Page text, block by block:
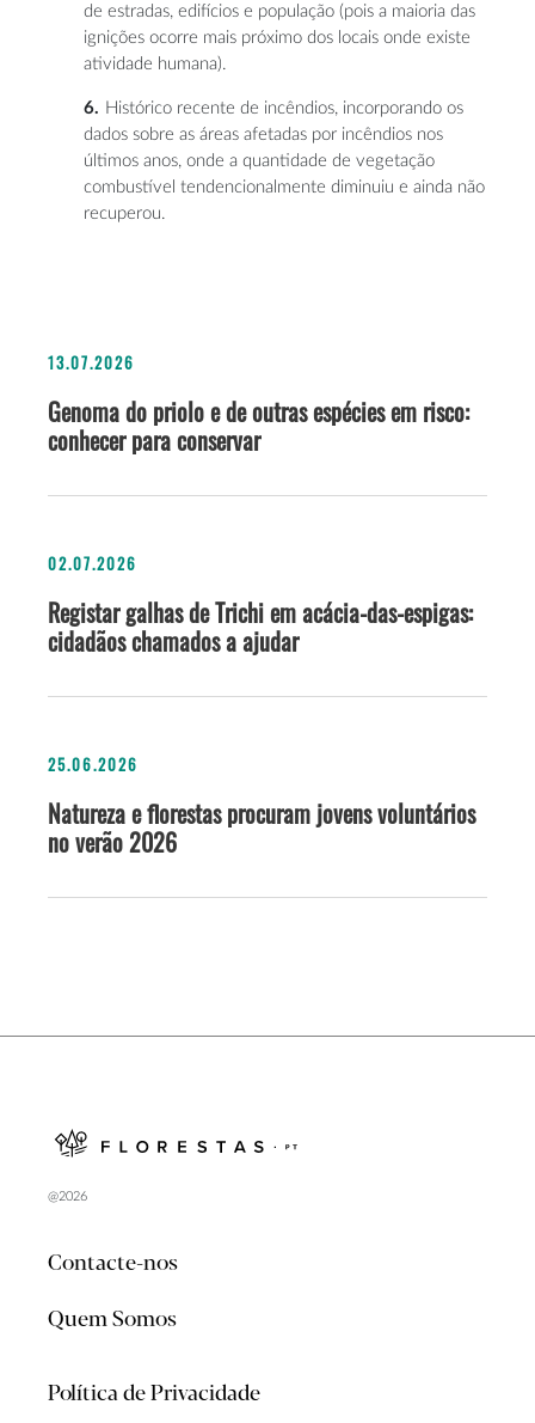
de estradas, edifícios e população (pois a maioria das
ignições ocorre mais próximo dos locais onde existe
atividade humana).
Histórico recente de incêndios, incorporando os
dados sobre as áreas afetadas por incêndios nos
últimos anos, onde a quantidade de vegetação
combustível tendencionalmente diminuiu e ainda não
recuperou.
13.07.2026
Genoma do priolo e de outras espécies em risco:
conhecer para conservar
02.07.2026
Registar galhas de Trichi em acácia-das-espigas:
cidadãos chamados a ajudar
25.06.2026
Natureza e florestas procuram jovens voluntários
no verão 2026
@2026
Contacte-nos
Quem Somos
Política de Privacidade